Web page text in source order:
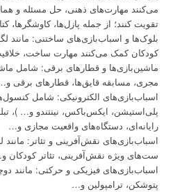
می‌کنند مهارت‌های ذهنی، حل مسئله و
تقویت کنند؛ از جمله پازل‌ها،
بلوک‌ها و اسباب‌بازی‌های ساختنی: مانند
کودکان کمک می‌کنند مهارت ساخت،
ماشین‌بازی‌ها و قطارهای برقی: شامل
مجری، مسابقه قایق‌ها، قطارهای برقی
اسباب‌بازی‌های الکترونیکی: شامل
پلی‌استیشن، ایکس‌باکس، نینتندو و… )،
رایانه‌ای، دستگاه‌های واقعیت مجازی و…
اسباب‌بازی‌های نقش‌آفرینی و تئاتر:
ست‌های ویژه نقش‌آفرینی، تئاتر کودکان
اسباب‌بازی‌های فیزیکی و حرکتی: مانند
پتوشکن، ترامپولین و…